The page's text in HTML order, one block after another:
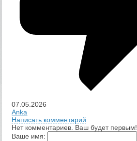
07.05.2026
Anka
Написать комментарий
Нет комментариев. Ваш будет первым!
Ваше имя: